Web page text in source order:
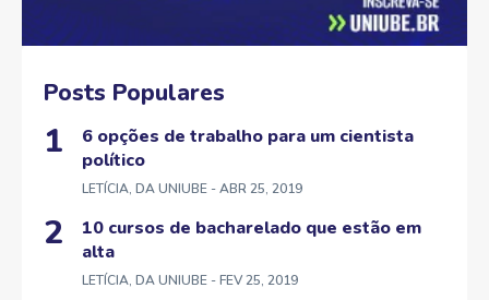
Posts Populares
6 opções de trabalho para um cientista
político
LETÍCIA, DA UNIUBE - ABR 25, 2019
10 cursos de bacharelado que estão em
alta
LETÍCIA, DA UNIUBE - FEV 25, 2019